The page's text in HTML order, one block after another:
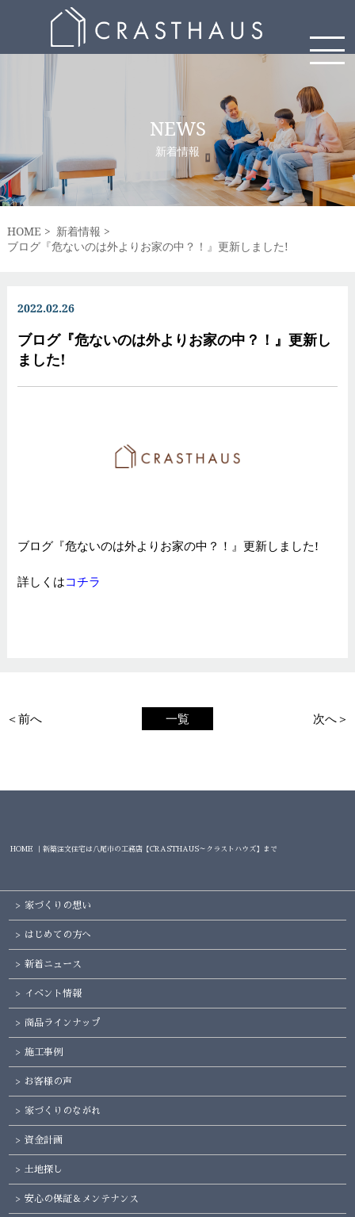
NEWS
新着情報
HOME
新着情報
ブログ『危ないのは外よりお家の中？！』更新しました!
2022.02.26
ブログ『危ないのは外よりお家の中？！』更新し
ました!
ブログ『危ないのは外よりお家の中？！』更新しました!
詳しくはコチラ
一覧
＜前へ 次へ＞
HOME ｜新築注文住宅は八尾市の工務店【CRASTHAUS～クラストハウズ】まで
家づくりの想い
はじめての方へ
新着ニュース
イベント情報
商品ラインナップ
施工事例
お客様の声
家づくりのながれ
資金計画
土地探し
安心の保証＆メンテナンス